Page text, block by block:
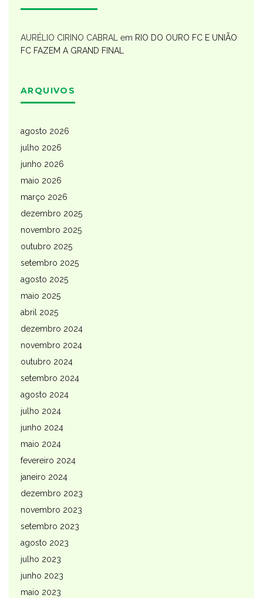
AURÉLIO CIRINO CABRAL em RIO DO OURO FC E UNIÃO
FC FAZEM A GRAND FINAL
ARQUIVOS
agosto 2026
julho 2026
junho 2026
maio 2026
março 2026
dezembro 2025
novembro 2025
outubro 2025
setembro 2025
agosto 2025
maio 2025
abril 2025
dezembro 2024
novembro 2024
outubro 2024
setembro 2024
agosto 2024
julho 2024
junho 2024
maio 2024
fevereiro 2024
janeiro 2024
dezembro 2023
novembro 2023
setembro 2023
agosto 2023
julho 2023
junho 2023
maio 2023